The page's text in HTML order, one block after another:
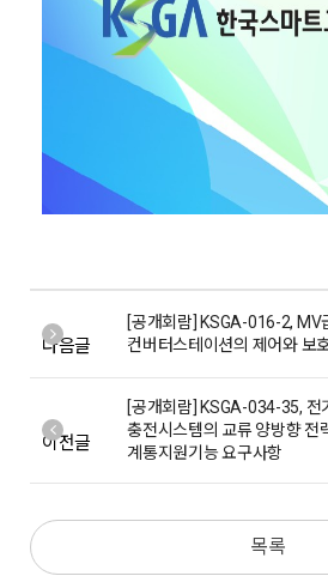
다음글
[공개회람] KSGA-016-2, MV
컨버터스테이션의 제어와 보
이전글
[공개회람] KSGA-034-35, 전
충전시스템의 교류 양방향 전
계통지원기능 요구사항
목록